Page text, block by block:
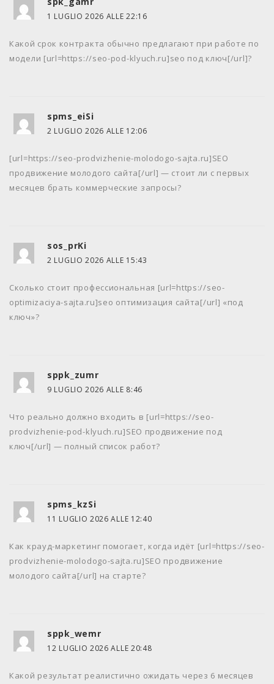
1 LUGLIO 2026 ALLE 22:16
Какой срок контракта обычно предлагают при работе по
модели [url=https://seo-pod-klyuch.ru]seo под ключ[/url]?
spms_eiSi
2 LUGLIO 2026 ALLE 12:06
[url=https://seo-prodvizhenie-molodogo-sajta.ru]SEO
продвижение молодого сайта[/url] — стоит ли с первых
месяцев брать коммерческие запросы?
sos_prKi
2 LUGLIO 2026 ALLE 15:43
Сколько стоит профессиональная [url=https://seo-
optimizaciya-sajta.ru]seo оптимизация сайта[/url] «под
ключ»?
sppk_zumr
9 LUGLIO 2026 ALLE 8:46
Что реально должно входить в [url=https://seo-
prodvizhenie-pod-klyuch.ru]SEO продвижение под
ключ[/url] — полный список работ?
spms_kzSi
11 LUGLIO 2026 ALLE 12:40
Как крауд-маркетинг помогает, когда идёт [url=https://seo-
prodvizhenie-molodogo-sajta.ru]SEO продвижение
молодого сайта[/url] на старте?
sppk_wemr
12 LUGLIO 2026 ALLE 20:48
Какой результат реалистично ожидать через 6 месяцев